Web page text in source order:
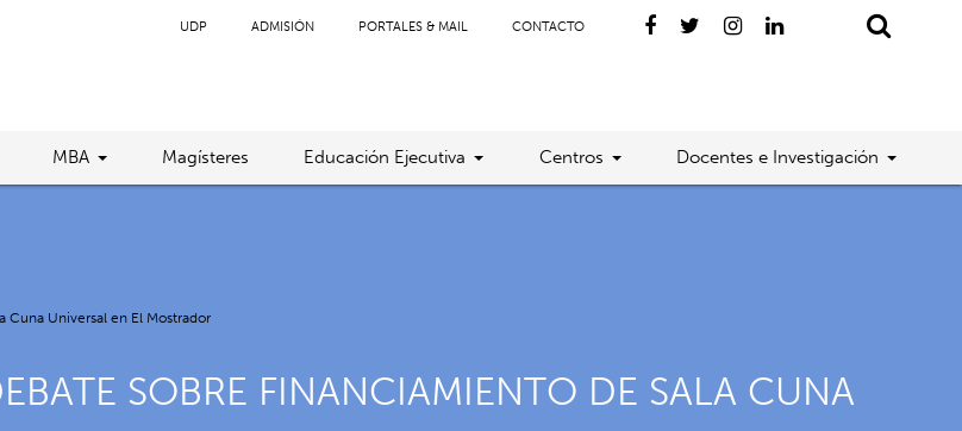
UDP ADMISIÓN PORTALES & MAIL CONTACTO
MBA Magísteres Educación Ejecutiva Centros Docentes e Investigación
Cuna Universal en El Mostrador
SOBRE FINANCIAMIENTO DE SALA CUNA